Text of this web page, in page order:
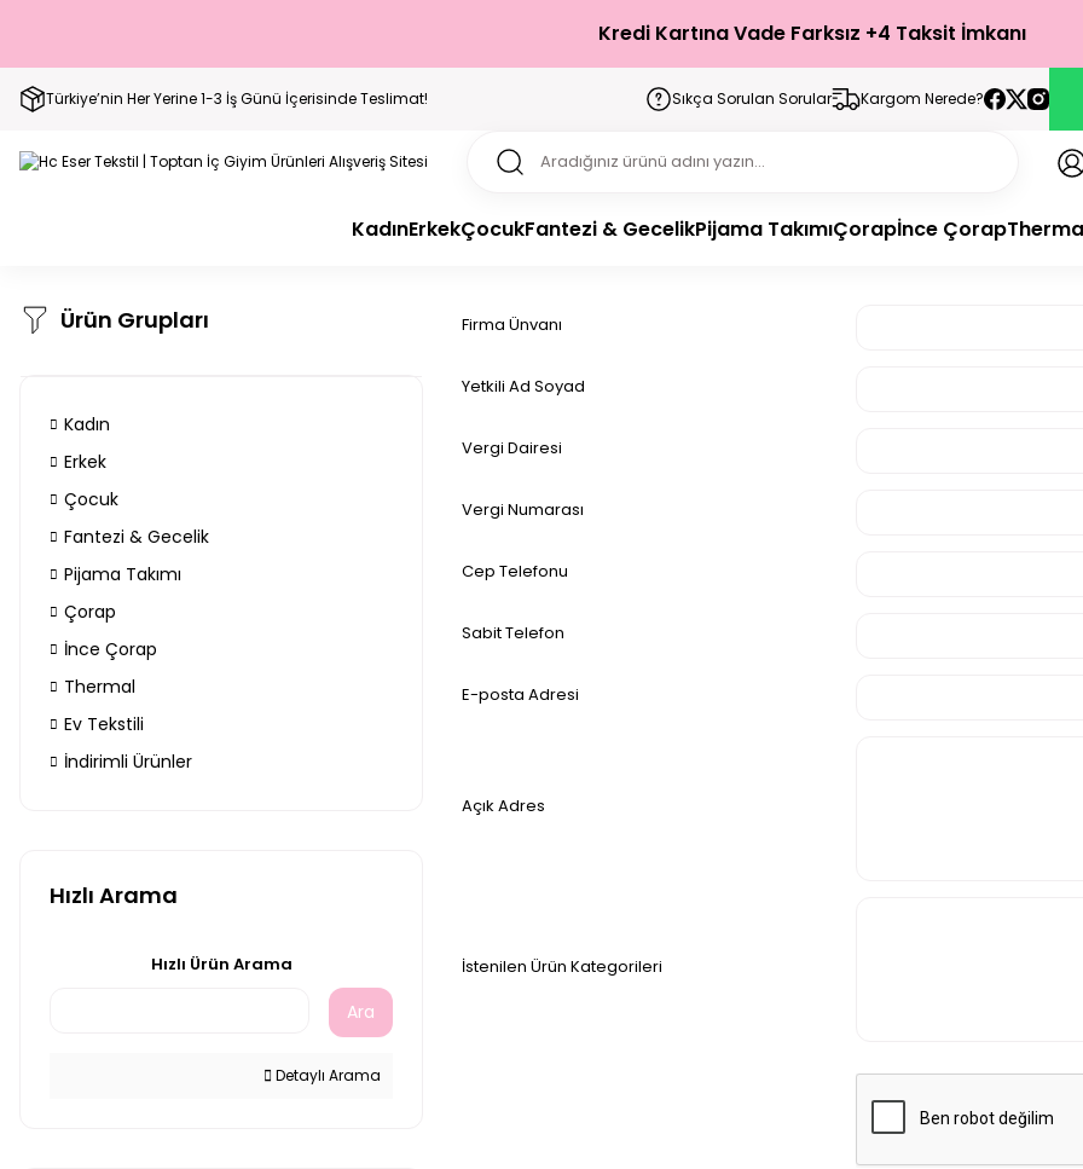
Kredi Kartına Vade Farksız +4 Taksit İmkanı
Türkiye’nin Her Yerine 1-3 İş Günü İçerisinde Teslimat!
Türkiye’nin Her Yerine 1-3 İş Günü İçerisinde Teslimat! Sıkça Sorulan Sorular Kargom Nerede?
KadınErkekÇocukFantezi & GecelikPijama TakımıÇorapİnce Çorap
Ürün Grupları
Kadın
Erkek
Çocuk
Fantezi & Gecelik
Pijama Takımı
Çorap
İnce Çorap
Thermal
Ev Tekstili
İndirimli Ürünler
Hızlı Arama
Hızlı Ürün Arama
Ara
Detaylı Arama
Firma Ünvanı
Yetkili Ad Soyad
Vergi Dairesi
Vergi Numarası
Cep Telefonu
Sabit Telefon
E-posta Adresi
Açık Adres
İstenilen Ürün Kategorileri